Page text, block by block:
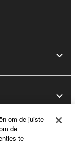
om de juiste
de
te